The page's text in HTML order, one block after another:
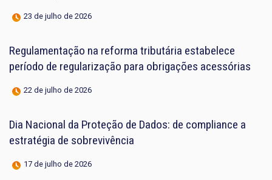
23 de julho de 2026
Regulamentação na reforma tributária estabelece
período de regularização para obrigações acessórias
22 de julho de 2026
Dia Nacional da Proteção de Dados: de compliance a
estratégia de sobrevivência
17 de julho de 2026